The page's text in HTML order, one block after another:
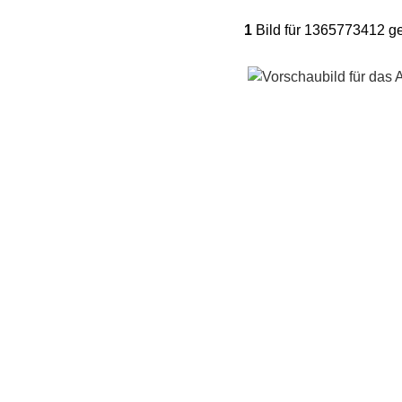
1 Bild für 1365773412